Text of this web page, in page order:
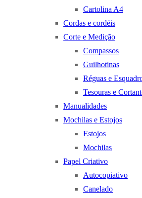
Cartolina A4
Cordas e cordéis
Corte e Medição
Compassos
Guilhotinas
Réguas e
Tesouras e
Manualidades
Mochilas e Estojos
Estojos
Mochilas
Papel Criativo
Autocopiativo
Canelado